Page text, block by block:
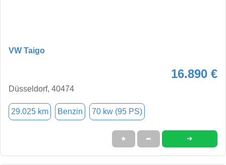
VW Taigo
16.890 €
Düsseldorf, 40474
29.025 km Benzin 70 kw (95 PS)
★ ➦ ➜